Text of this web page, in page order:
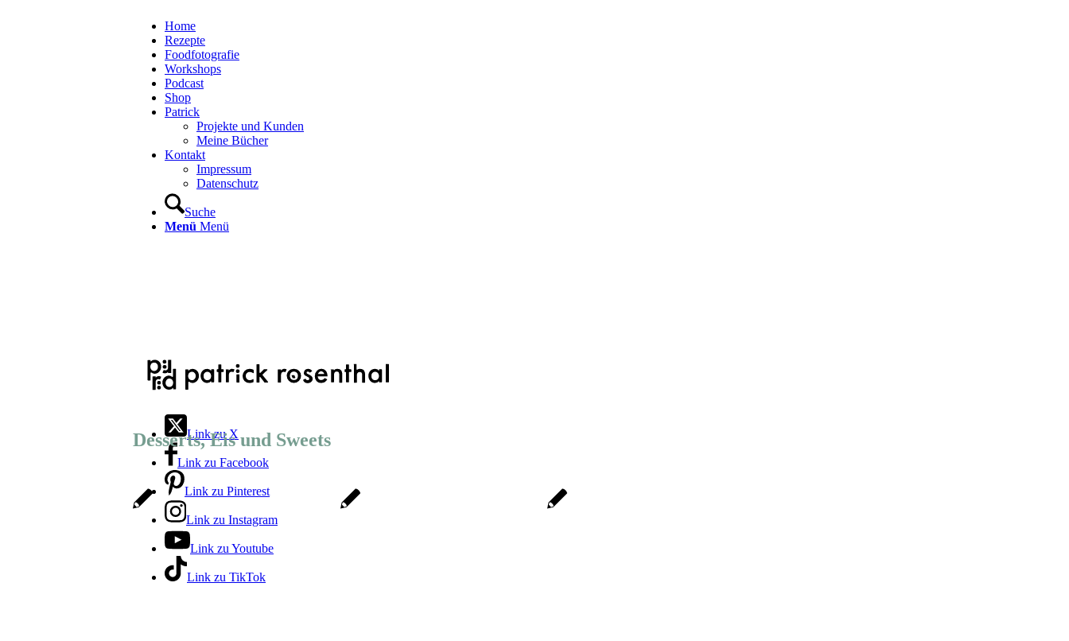
Home
Rezepte
Foodfotografie
Workshops
Podcast
Shop
Patrick
Projekte und Kunden
Meine Bücher
Kontakt
Impressum
Datenschutz
Suche
Menü Menü
Link zu X
Link zu Facebook
Link zu Pinterest
Link zu Instagram
Link zu Youtube
Link zu TikTok
Desserts, Eis und Sweets